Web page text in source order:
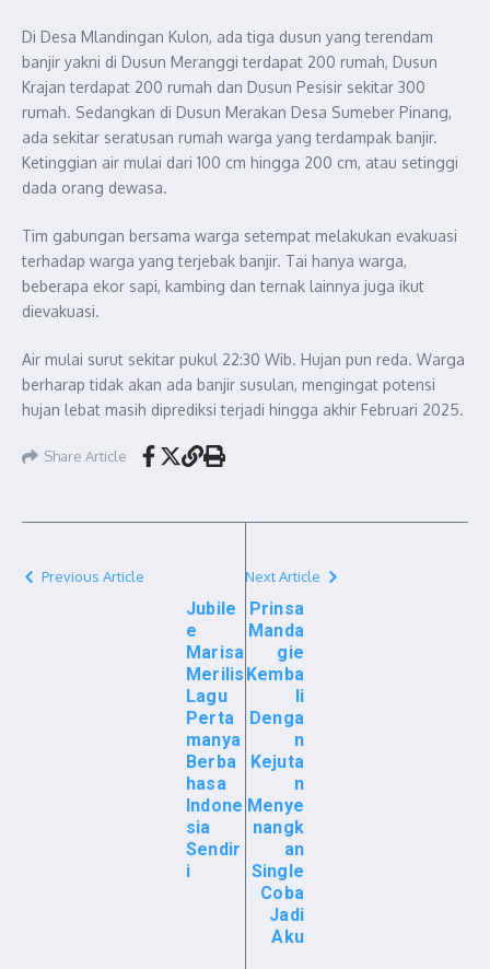
Di Desa Mlandingan Kulon, ada tiga dusun yang terendam
banjir yakni di Dusun Meranggi terdapat 200 rumah, Dusun
Krajan terdapat 200 rumah dan Dusun Pesisir sekitar 300
rumah. Sedangkan di Dusun Merakan Desa Sumeber Pinang,
ada sekitar seratusan rumah warga yang terdampak banjir.
Ketinggian air mulai dari 100 cm hingga 200 cm, atau setinggi
dada orang dewasa.
Tim gabungan bersama warga setempat melakukan evakuasi
terhadap warga yang terjebak banjir. Tai hanya warga,
beberapa ekor sapi, kambing dan ternak lainnya juga ikut
dievakuasi.
Air mulai surut sekitar pukul 22:30 Wib. Hujan pun reda. Warga
berharap tidak akan ada banjir susulan, mengingat potensi
hujan lebat masih diprediksi terjadi hingga akhir Februari 2025.
Share Article
Previous Article
Jubile
e
Marisa
Merilis
Lagu
Perta
manya
Berba
hasa
Indone
sia
Sendir
i
Next Article
Prinsa
Manda
gie
Kemba
li
Denga
n
Kejuta
n
Menye
nangk
an
Single
Coba
Jadi
Aku